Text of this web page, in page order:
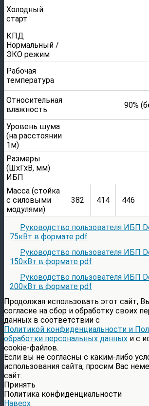
Холодный
старт
КПД
Нормальный /
ЭКО режим
Рабочая
температура
Относительная
влажность
90%
Уровень шума
(на расстоянии
1м)
Размеры
(ШхГхВ, мм)
ИБП
Масса (стойка
с силовыми
модулями)
382 414 446
Руководство пользователя ИБП
75кВт в формате pdf
Руководство пользователя ИБП
150кВт в формате pdf
Руководство пользователя ИБП
200кВт в формате pdf
Продолжая использовать этот сайт,
согласие на сбор и обработку своих
данных в соответствии с
Политикой конфиденциальности и
обработки персональных данных и с
cookie-файлов.
Если вы не согласны с каким-либо
использования сайта, просим Вас
сайт.
Принять
Политика конфиденциальности
Наверх